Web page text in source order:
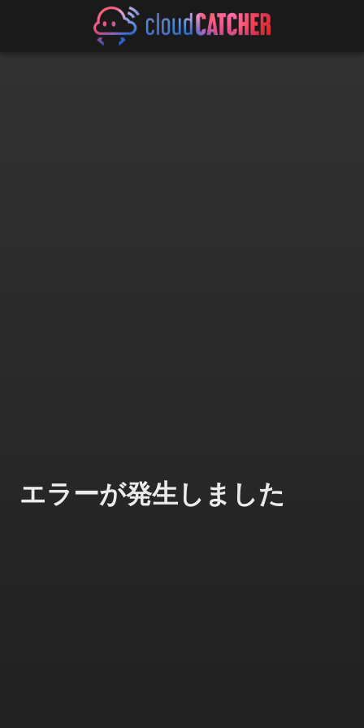
エラーが発生しました